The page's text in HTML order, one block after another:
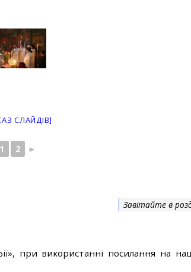
СЛАЙДІВ]
1 2 ►
Завітайте в
при використанні посилання на